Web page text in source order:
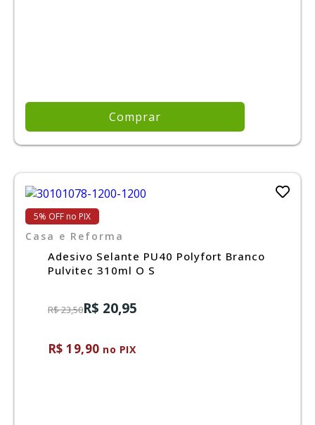
Comprar
5% OFF no PIX
Casa e Reforma
Adesivo Selante PU40 Polyfort Branco
Pulvitec 310ml O S
R$ 23,50R$ 20,95
R$ 19,90 no PIX